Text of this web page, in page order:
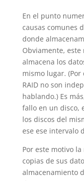
En el punto
causas comunes
donde
Obviamente,
almacena los
mismo lugar.
RAID no son
hablando.) Es
fallo en un disco,
los discos del
ese ese intervalo
Por este motivo
copias de sus
almacenamiento